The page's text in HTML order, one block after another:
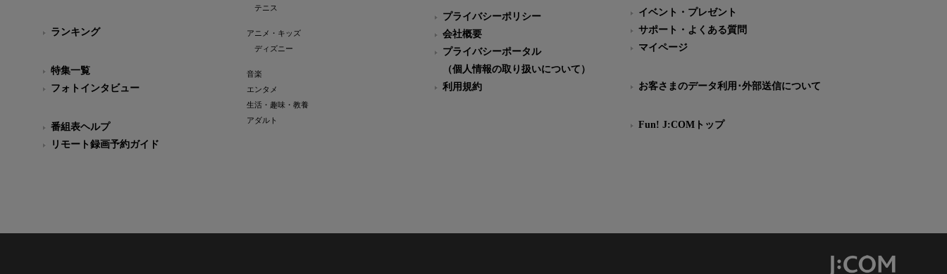
ランキング
特集一覧
フォトインタビュー
番組表ヘルプ
リモート録画予約ガイド
テニス
アニメ・キッズ
ディズニー
音楽
エンタメ
生活・趣味・教養
アダルト
プライバシーポリシー
会社概要
プライバシーポータル
（個人情報の取り扱いについて）
利用規約
イベント・プレゼント
サポート・よくある質問
マイページ
お客さまのデータ利用･外部送信について
Fun! J:COMトップ